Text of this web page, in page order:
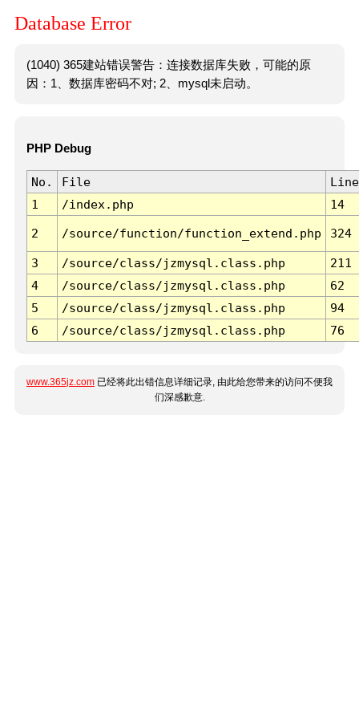
Database Error
(1040) 365建站错误警告：连接数据库失败，可能的原
因：1、数据库密码不对; 2、mysql未启动。
PHP Debug
No. File
Line
1
/index.php 14
2 /source/function/function_extend.php 324
3 /source/class/jzmysql.class.php
211
4
/source/class/jzmysql.class.php
62
5
/source/class/jzmysql.class.php
94
6
/source/class/jzmysql.class.php 76
www.365jz.com 已经将此出错信息详细记录, 由此给您带来的访问不便我
们深感歉意.